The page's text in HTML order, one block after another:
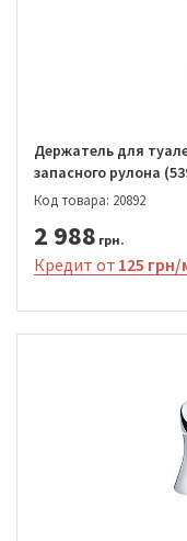
Держатель для
запасного рулона
Код товара: 20892
2 988 грн.
Кредит от 125 грн/